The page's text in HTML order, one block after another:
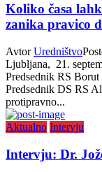
Koliko časa
zanika pravico
AvtorUredništvo
Ljubljana, 21.
Predsednik RS
Predsednik DS RS
protipravno...
Aktualno Intervju
Intervju: Dr.